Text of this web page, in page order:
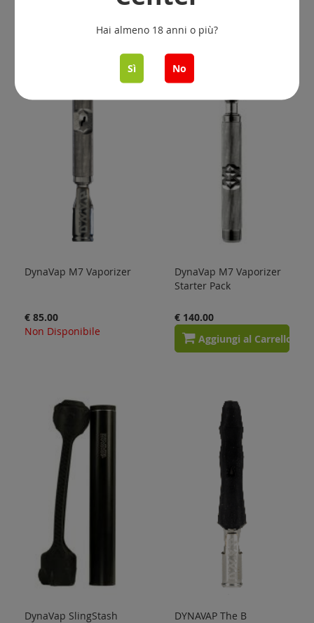
DynaVap M7 Vaporizer
€ 85.00
Non Disponibile
DynaVap M7 Vaporizer
Starter Pack
€ 140.00
Aggiungi al Carrello
DynaVap SlingStash DYNAVAP The B
Hai almeno 18 anni o più?
Sì No